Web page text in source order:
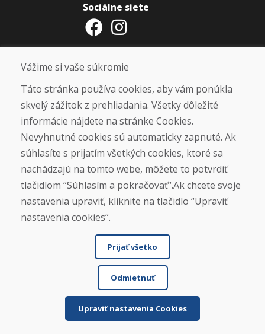
Sociálne siete
Otváracie hodiny
UKONČENÁ. ĎAKUJEME VÁM ZA
PRIAZEŇ A TEŠÍME SA NA VÁS OPÄŤ
OD 14. 9. 2026.
Nájsť na Google mape
© DOMIVOSPORT 2026, všetky práva vyhradené
Vážime si vaše súkromie
Táto stránka používa cookies, aby vám ponúkla
skvelý zážitok z prehliadania. Všetky dôležité
informácie nájdete na stránke Cookies.
Nevyhnutné cookies sú automaticky zapnuté. Ak
súhlasíte s prijatím všetkých cookies, ktoré sa
nachádzajú na tomto webe, môžete to potvrdiť
tlačidlom “Súhlasím a pokračovať“.Ak chcete svoje
nastavenia upraviť, kliknite na tlačidlo “Upraviť
nastavenia cookies“.
Prijať všetko
Odmietnuť
Upraviť nastavenia Cookies